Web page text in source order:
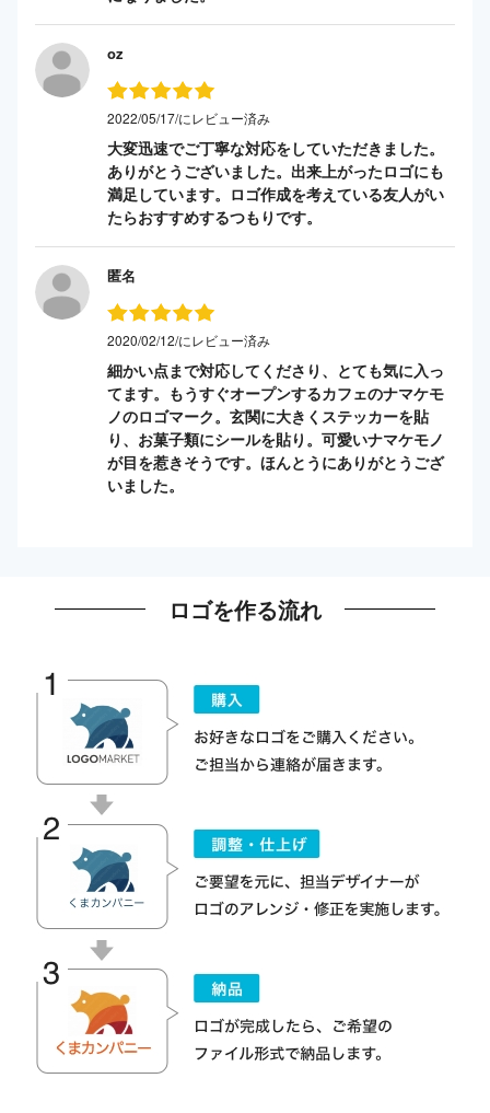
oz
2022/05/17/にレビュー済み
大変迅速でご丁寧な対応をしていただきました。
ありがとうございました。出来上がったロゴにも
満足しています。ロゴ作成を考えている友人がい
たらおすすめするつもりです。
匿名
2020/02/12/にレビュー済み
細かい点まで対応してくださり、とても気に入っ
てます。もうすぐオープンするカフェのナマケモ
ノのロゴマーク。玄関に大きくステッカーを貼
り、お菓子類にシールを貼り。可愛いナマケモノ
が目を惹きそうです。ほんとうにありがとうござ
いました。
ロゴを作る流れ